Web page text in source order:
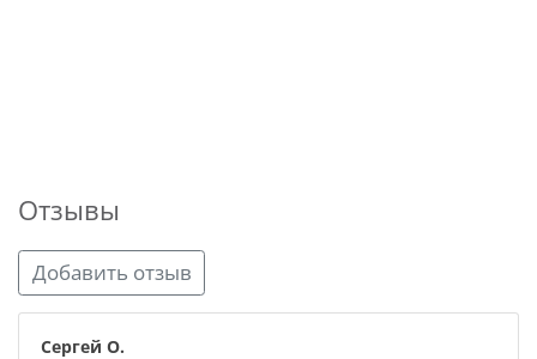
Отзывы
Добавить отзыв
Сергей О.